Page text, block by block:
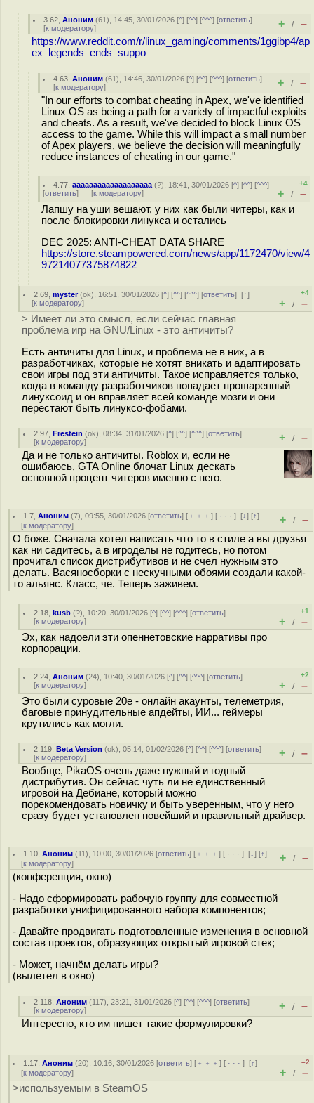
3.62 ,Аноним (61), 14:45, 30/01/2026 [^] [^^] [^^^] [ответить]
[к модератору] + / –
https://www.reddit.com/r/linux_gaming/comments/1ggibp4/ap
ex_legends_ends_suppo
4.63 ,Аноним (61), 14:46, 30/01/2026 [^] [^^] [^^^] [ответить]
[к модератору] + / –
"In our efforts to combat cheating in Apex, we've identified
Linux OS as being a path for a variety of impactful exploits
and cheats. As a result, we've decided to block Linux OS
access to the game. While this will impact a small number
of Apex players, we believe the decision will meaningfully
reduce instances of cheating in our game."
4.77 ,aaaaaaaaaaaaaaaaaaa (?), 18:41, 30/01/2026 [^] [^^] [^^^]
[ответить] [к модератору]
+4
+ / –
Лапшу на уши вешают, у них как были читеры, как и
после блокировки линукса и остались
DEC 2025: ANTI-CHEAT DATA SHARE
https://store.steampowered.com/news/app/1172470/view/4
97214077375874822
2.69 ,myster(ok), 16:51, 30/01/2026 [^] [^^] [^^^] [ответить][↑]
[к модератору]
+4
+ / –
> Имеет ли это смысл, если сейчас главная
проблема игр на GNU/Linux - это античиты?
Есть античиты для Linux, и проблема не в них, а в
разработчиках, которые не хотят вникать и адаптировать
свои игры под эти античиты. Такое исправляется только,
когда в команду разработчиков попадает прошаренный
линуксоид и он вправляет всей команде мозги и они
перестают быть линуксо-фобами.
2.97 ,Frestein (ok), 08:34, 31/01/2026 [^] [^^] [^^^] [ответить]
[к модератору] + / –
Да и не только античиты. Roblox и, если не
ошибаюсь, GTA Online блочат Linux дескать
основной процент читеров именно с него.
1.7 ,Аноним (7), 09:55, 30/01/2026 [ответить] [ ﹢﹢﹢] [ · · ·][↓] [↑]
[к модератору] + / –
О боже. Сначала хотел написать что то в стиле а вы друзья
как ни садитесь, а в игроделы не годитесь, но потом
прочитал список дистрибутивов и не счел нужным это
делать. Васяносборки с нескучными обоями создали какой-
то альянс. Класс, че. Теперь заживем.
2.18 ,kusb (?), 10:20, 30/01/2026 [^] [^^] [^^^] [ответить]
[к модератору]
+1
+ / –
Эх, как надоели эти опеннетовские нарративы про
корпорации.
2.24 ,Аноним (24), 10:40, 30/01/2026 [^] [^^] [^^^] [ответить]
[к модератору]
+2
+ / –
Это были суровые 20е - онлайн акаунты, телеметрия,
баговые принудительные апдейты, ИИ... геймеры
крутились как могли.
2.119 ,Beta Version (ok), 05:14, 01/02/2026 [^] [^^] [^^^] [ответить]
[к модератору] + / –
Вообще, PikaOS очень даже нужный и годный
дистрибутив. Он сейчас чуть ли не единственный
игровой на Дебиане, который можно
порекомендовать новичку и быть уверенным, что у него
сразу будет установлен новейший и правильный драйвер.
1.10 ,Аноним (11), 10:00, 30/01/2026 [ответить] [ ﹢﹢﹢] [ · · ·][↓] [↑]
[к модератору] + / –
(конференция, окно)
- Надо сформировать рабочую группу для совместной
разработки унифицированного набора компонентов;
- Давайте продвигать подготовленные изменения в основной
состав проектов, образующих открытый игровой стек;
- Может, начнём делать игры?
(вылетел в окно)
2.118 ,Аноним (117), 23:21, 31/01/2026 [^] [^^] [^^^] [ответить]
[к модератору] + / –
Интересно, кто им пишет такие формулировки?
1.17 ,Аноним (20), 10:16, 30/01/2026 [ответить] [ ﹢﹢﹢] [ · · ·][↑]
[к модератору]
–2
+ / –
>используемым в SteamOS